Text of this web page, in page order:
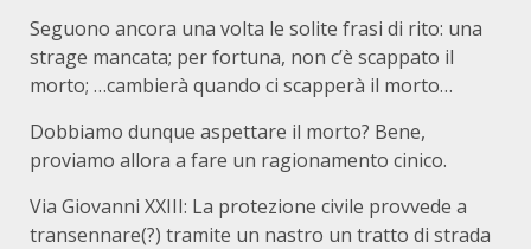
Seguono ancora una volta le solite frasi di rito: una
strage mancata; per fortuna, non c’è scappato il
morto; …cambierà quando ci scapperà il morto…
Dobbiamo dunque aspettare il morto? Bene,
proviamo allora a fare un ragionamento cinico.
Via Giovanni XXIII: La protezione civile provvede a
transennare(?) tramite un nastro un tratto di strada